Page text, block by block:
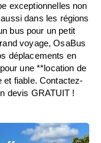
exceptionnelles non
dans les régions
bus pour un petit
voyage, OsaBus
déplacements en
une **location de
et fiable. Contactez-
devis GRATUIT !